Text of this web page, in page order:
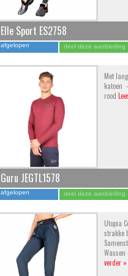
Elle Sport ES2758
afgelopen deel deze aanbieding
Met
katoen
rood
Guru JEGTL1578
afgelopen deel deze aanbieding
Utopia
strakke
Wassen
verder »